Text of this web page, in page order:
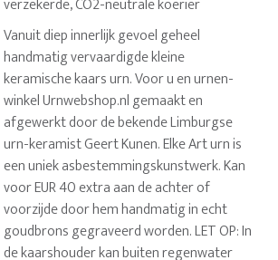
verzekerde, CO2-neutrale koerier
Vanuit diep innerlijk gevoel geheel
handmatig vervaardigde kleine
keramische kaars urn. Voor u en urnen-
winkel Urnwebshop.nl gemaakt en
afgewerkt door de bekende Limburgse
urn-keramist Geert Kunen. Elke Art urn is
een uniek asbestemmingskunstwerk. Kan
voor EUR 40 extra aan de achter of
voorzijde door hem handmatig in echt
goudbrons gegraveerd worden. LET OP: In
de kaarshouder kan buiten regenwater